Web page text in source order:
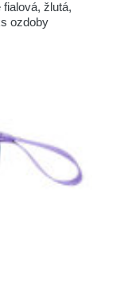
žlutá,
ozdoby